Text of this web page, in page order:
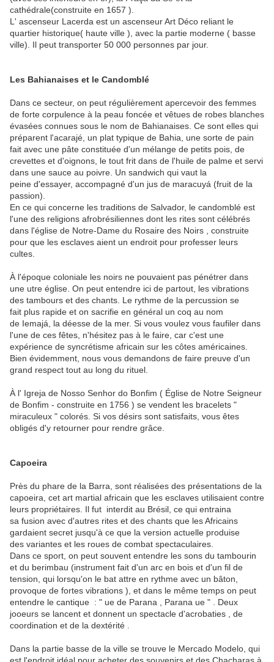
cathédrale(construite en 1657 ).
L' ascenseur Lacerda est un ascenseur Art Déco reliant le
quartier historique( haute ville ), avec la partie moderne ( basse
ville). Il peut transporter 50 000 personnes par jour.
Les Bahianaises et le Candomblé
Dans ce secteur, on peut régulièrement apercevoir des femmes
de forte corpulence à la peau foncée et vêtues de robes blanches
évasées connues sous le nom de Bahianaises. Ce sont elles qui
préparent l'acarajé, un plat typique de Bahia, une sorte de pain
fait avec une pâte constituée d'un mélange de petits pois, de
crevettes et d'oignons, le tout frit dans de l'huile de palme et servi
dans une sauce au poivre. Un sandwich qui vaut la
peine d'essayer, accompagné d'un jus de maracuyá (fruit de la
passion).
En ce qui concerne les traditions de Salvador, le candomblé est
l'une des religions afrobrésiliennes dont les rites sont célébrés
dans l'église de Notre-Dame du Rosaire des Noirs , construite
pour que les esclaves aient un endroit pour professer leurs
cultes.
À l'époque coloniale les noirs ne pouvaient pas pénétrer dans
une utre église. On peut entendre ici de partout, les vibrations
des tambours et des chants. Le rythme de la percussion se
fait plus rapide et on sacrifie en général un coq au nom
de Iemajá, la déesse de la mer. Si vous voulez vous faufiler dans
l'une de ces fêtes, n'hésitez pas à le faire, car c'est une
expérience de syncrétisme africain sur les côtes américaines.
Bien évidemment, nous vous demandons de faire preuve d'un
grand respect tout au long du rituel.
À l' Igreja de Nosso Senhor do Bonfim ( Église de Notre Seigneur
de Bonfim - construite en 1756 ) se vendent les bracelets "
miraculeux " colorés. Si vos désirs sont satisfaits, vous êtes
obligés d'y retourner pour rendre grâce.
Capoeira
Près du phare de la Barra, sont réalisées des présentations de la
capoeira, cet art martial africain que les esclaves utilisaient contre
leurs propriétaires. Il fut interdit au Brésil, ce qui entraina
sa fusion avec d'autres rites et des chants que les Africains
gardaient secret jusqu'à ce que la version actuelle produise
des variantes et les roues de combat spectaculaires.
Dans ce sport, on peut souvent entendre les sons du tambourin
et du berimbau (instrument fait d'un arc en bois et d'un fil de
tension, qui lorsqu'on le bat attre en rythme avec un bâton,
provoque de fortes vibrations ), et dans le même temps on peut
entendre le cantique : " ue de Parana , Parana ue " . Deux
jooeurs se lancent et donnent un spectacle d'acrobaties , de
coordination et de la dextérité .
Dans la partie basse de la ville se trouve le Mercado Modelo, qui